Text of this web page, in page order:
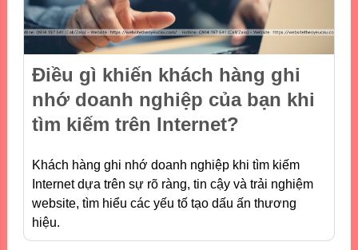
Điều gì khiến khách hàng ghi
nhớ doanh nghiệp của bạn khi
tìm kiếm trên Internet?
Khách hàng ghi nhớ doanh nghiệp khi tìm kiếm
Internet dựa trên sự rõ ràng, tin cậy và trải nghiệm
website, tìm hiểu các yếu tố tạo dấu ấn thương
hiệu.